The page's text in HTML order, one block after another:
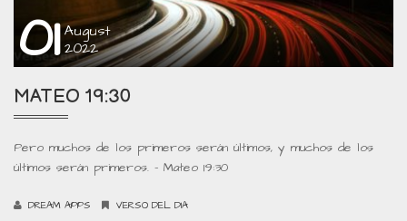
01 August
2022
MATEO 19:30
Pero muchos de los primeros serán últimos, y muchos de los
últimos serán primeros. – Mateo 19:30
DREAM APPS VERSO DEL DIA